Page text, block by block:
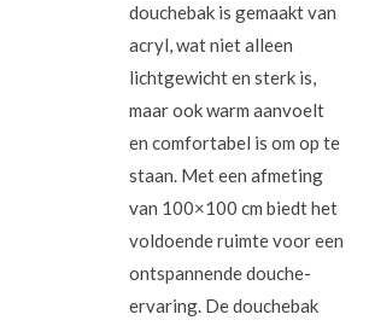
douchebak is gemaakt van
acryl, wat niet alleen
lichtgewicht en sterk is,
maar ook warm aanvoelt
en comfortabel is om op te
staan. Met een afmeting
van 100×100 cm biedt het
voldoende ruimte voor een
ontspannende douche-
ervaring. De douchebak